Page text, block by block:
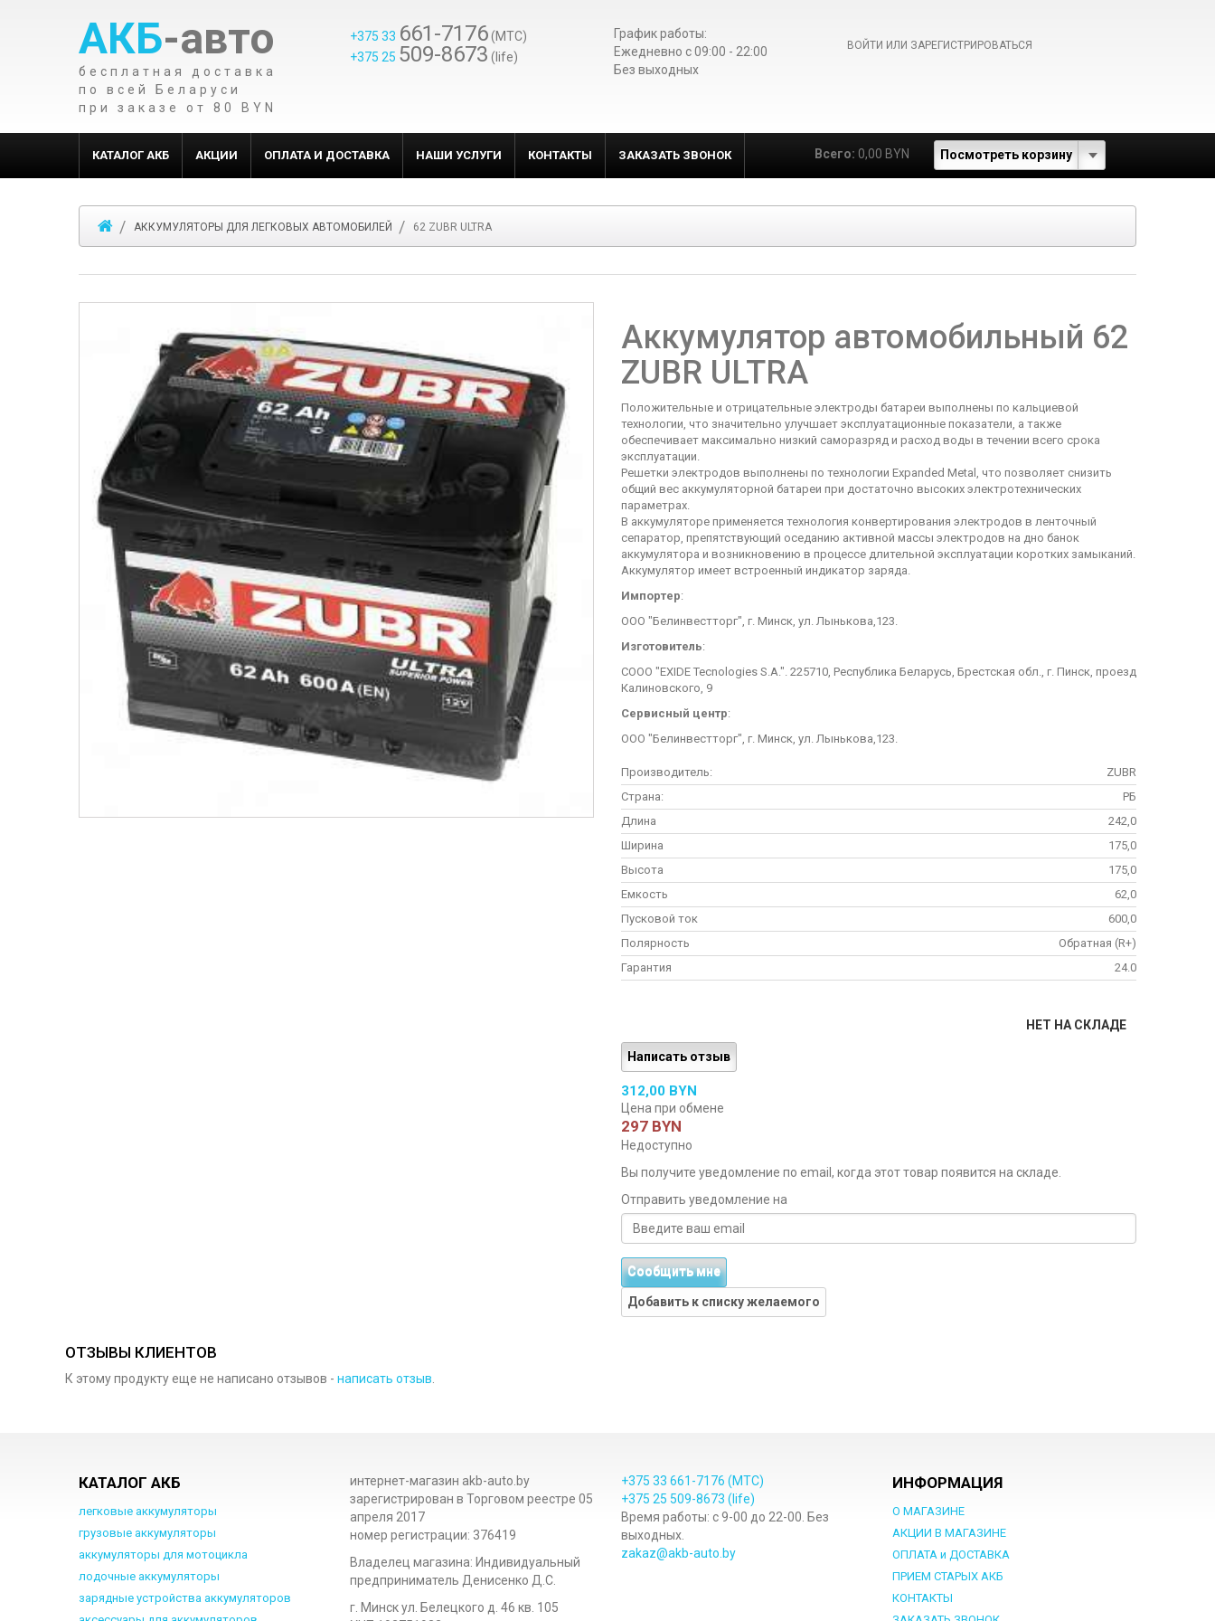
АКБ-авто
бесплатная доставка
по всей Беларуси
при заказе от 80 BYN
+375 33 661-7176(МТС)
+375 25 509-8673 (life)
График работы:
Ежедневно c 09:00 - 22:00
Без выходных
ВОЙТИ ИЛИ ЗАРЕГИСТРИРОВАТЬСЯ
КАТАЛОГ АКБ АКЦИИ ОПЛАТА И ДОСТАВКА НАШИ УСЛУГИ КОНТАКТЫ ЗАКАЗАТЬ ЗВОНОК Всего: 0,00 BYN Посмотреть корзину
АККУМУЛЯТОРЫ ДЛЯ ЛЕГКОВЫХ АВТОМОБИЛЕЙ 62 ZUBR ULTRA
Аккумулятор автомобильный 62
ZUBR ULTRA
Положительные и отрицательные электроды батареи выполнены по кальциевой
технологии, что значительно улучшает эксплуатационные показатели, а также
обеспечивает максимально низкий саморазряд и расход воды в течении всего срока
эксплуатации.
Решетки электродов выполнены по технологии Expanded Metal, что позволяет снизить
общий вес аккумуляторной батареи при достаточно высоких электротехнических
параметрах.
В аккумуляторе применяется технология конвертирования электродов в ленточный
сепаратор, препятствующий оседанию активной массы электродов на дно банок
аккумулятора и возникновению в процессе длительной эксплуатации коротких замыканий.
Аккумулятор имеет встроенный индикатор заряда.
Импортер:
ООО "Белинвестторг", г. Минск, ул. Лынькова,123.
Изготовитель:
СООО "EXIDE Tecnologies S.A.". 225710, Республика Беларусь, Брестская обл., г. Пинск, проезд
Калиновского, 9
Сервисный центр:
ООО "Белинвестторг", г. Минск, ул. Лынькова,123.
Производитель:
ZUBR
Страна:
РБ
Длина
242,0
Ширина
175,0
Высота
175,0
Емкость
62,0
Пусковой ток
600,0
Полярность
Обратная (R+)
Гарантия
24.0
НЕТ НА СКЛАДЕ
Написать отзыв
312,00 BYN
Цена при обмене
297 BYN
Недоступно
Вы получите уведомление по email, когда этот товар появится на складе.
Отправить уведомление на
Сообщить мне
Добавить к списку желаемого
ОТЗЫВЫ КЛИЕНТОВ
К этому продукту еще не написано отзывов - написать отзыв.
КАТАЛОГ АКБ
легковые аккумуляторы
грузовые аккумуляторы
аккумуляторы для мотоцикла
лодочные аккумуляторы
зарядные устройства аккумуляторов
интернет-магазин akb-auto.by
зарегистрирован в Торговом реестре 05
апреля 2017
номер регистрации: 376419
Владелец магазина: Индивидуальный
предприниматель Денисенко Д.С.
г. Минск ул. Белецкого д. 46 кв. 105
+375 33 661-7176 (МТС)
+375 25 509-8673 (life)
Время работы: с 9-00 до 22-00. Без
выходных.
zakaz@akb-auto.by
ИНФОРМАЦИЯ
О МАГАЗИНЕ
АКЦИИ В МАГАЗИНЕ
ОПЛАТА и ДОСТАВКА
ПРИЕМ СТАРЫХ АКБ
КОНТАКТЫ